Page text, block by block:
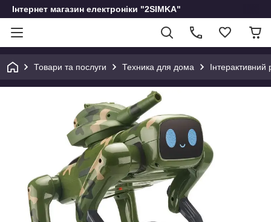
Інтернет магазин електроніки "2SIMKA"
Товари та послуги Техника для дома